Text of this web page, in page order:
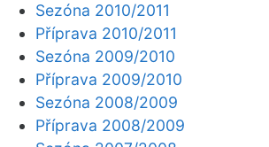
Sezóna 2010/2011
Příprava 2010/2011
Sezóna 2009/2010
Příprava 2009/2010
Sezóna 2008/2009
Příprava 2008/2009